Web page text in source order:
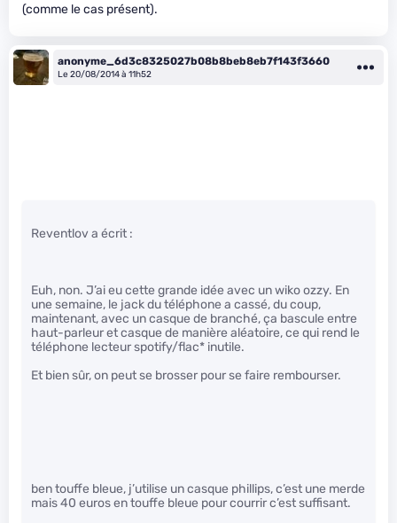
(comme le cas présent).
anonyme_6d3c8325027b08b8beb8eb7f143f3660
Le 20/08/2014 à 11h52
Reventlov a écrit :
Euh, non. J’ai eu cette grande idée avec un wiko ozzy. En
une semaine, le jack du téléphone a cassé, du coup,
maintenant, avec un casque de branché, ça bascule entre
haut-parleur et casque de manière aléatoire, ce qui rend le
téléphone lecteur spotify/flac* inutile.
Et bien sûr, on peut se brosser pour se faire rembourser.
ben touffe bleue, j’utilise un casque phillips, c’est une merde
mais 40 euros en touffe bleue pour courrir c’est suffisant.